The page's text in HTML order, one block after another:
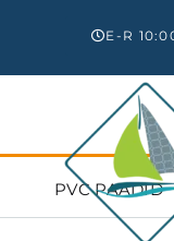
E-R
PVC PAADID